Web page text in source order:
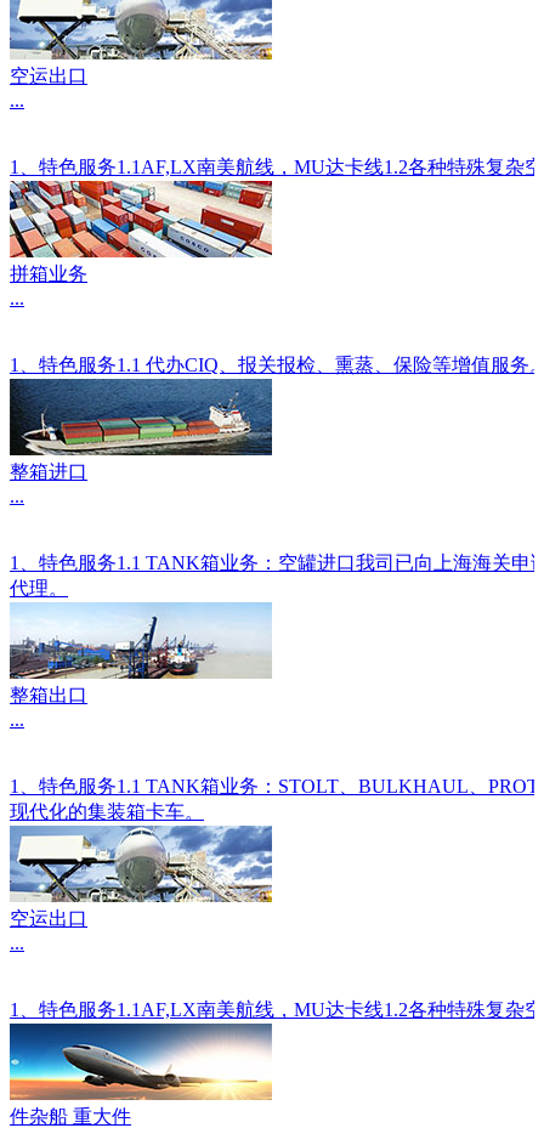
空运出口
...
1、特色服务1.1AF,LX南美航线，MU达卡线1.2各种特殊复杂
拼箱业务
...
1、特色服务1.1 代办CIQ、报关报检、熏蒸、保险等增值服
整箱进口
...
1、特色服务1.1 TANK箱业务：空罐进口我司已向上海海关
代理。
整箱出口
...
1、特色服务1.1 TANK箱业务：STOLT、BULKHAUL、
现代化的集装箱卡车。
空运出口
...
1、特色服务1.1AF,LX南美航线，MU达卡线1.2各种特殊复杂
件杂船 重大件